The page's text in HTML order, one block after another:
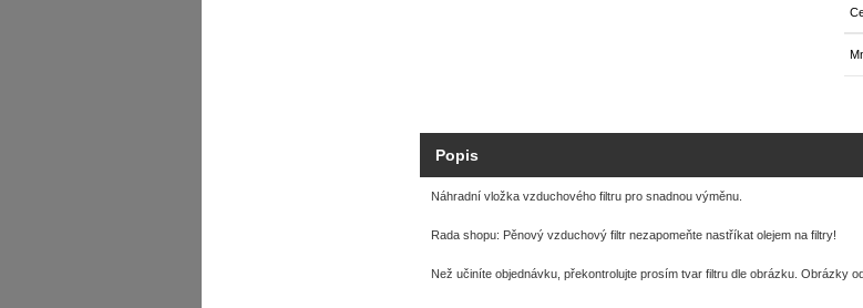
Popis
Náhradní vložka vzduchového filtru pro snadnou výměnu.
Rada shopu: Pěnový vzduchový filtr nezapomeňte nastříkat olejem na filtry!
Než učiníte objednávku, překontrolujte prosím tvar filtru dle obrázku. Obrázky